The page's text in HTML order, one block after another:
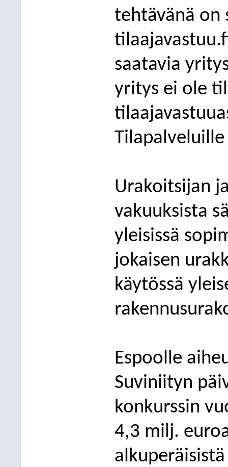
tehtävänä on
saatavia
yritys ei ole til
Urakoitsijan
vakuuksista
yleisissä
jokaisen
käytössä
Espoolle
Suviniityn
konkurssin
4,3 milj.